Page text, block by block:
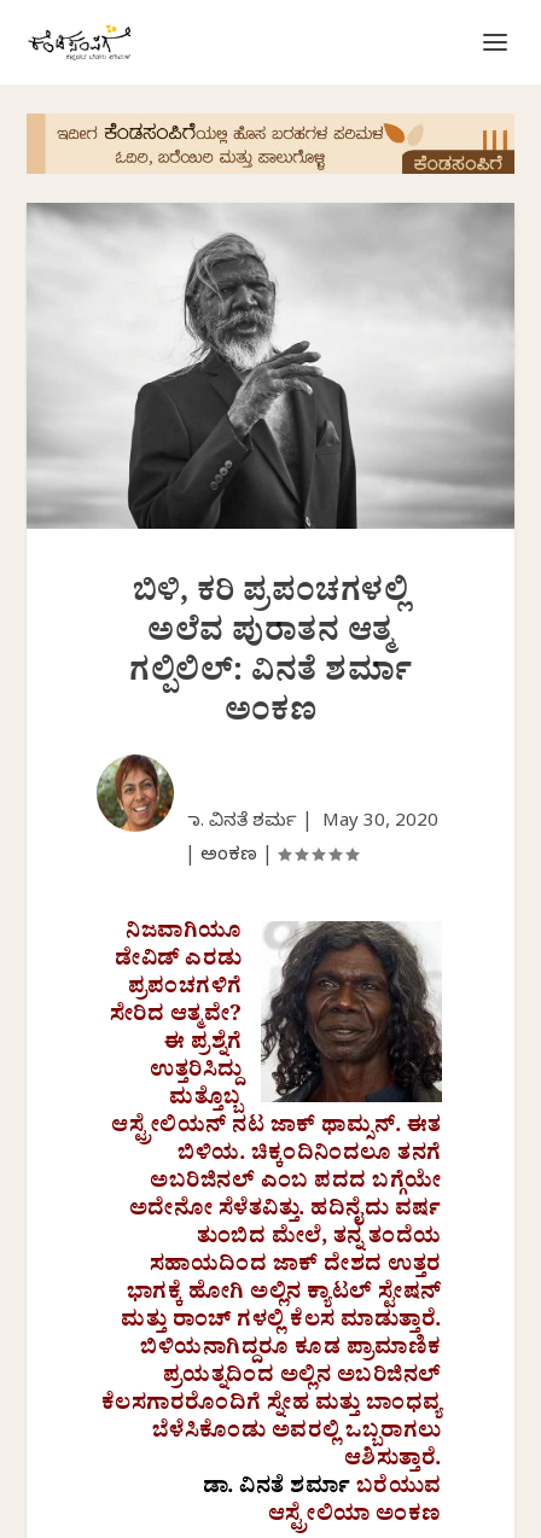
ಬಿಳಿ, ಕರಿ ಪ್ರಪಂಚಗಳಲ್ಲಿ
ಅಲೆವ ಪುರಾತನ ಆತ್ಮ
ಗಲ್ಪಿಲಿಲ್: ವಿನತೆ ಶರ್ಮಾ
ಅಂಕಣ
ಡಾ. ವಿನತೆ ಶರ್ಮ | May 30, 2020
ಅಂಕಣ
ನಿಜವಾಗಿಯೂ
ಡೇವಿಡ್ ಎರಡು
ಪ್ರಪಂಚಗಳಿಗೆ
ಸೇರಿದ ಆತ್ಮವೇ?
ಈ ಪ್ರಶ್ನೆಗೆ
ಉತ್ತರಿಸಿದ್ದು
ಮತ್ತೊಬ್ಬ
ಆಸ್ಟ್ರೇಲಿಯನ್ ನಟ ಜಾಕ್ ಥಾಮ್ಸನ್. ಈತ
ಬಿಳಿಯ. ಚಿಕ್ಕಂದಿನಿಂದಲೂ ತನಗೆ
ಅಬರಿಜಿನಲ್ ಎಂಬ ಪದದ ಬಗ್ಗೆಯೇ
ಅದೇನೋ ಸೆಳೆತವಿತ್ತು. ಹದಿನೈದು ವರ್ಷ
ತುಂಬಿದ ಮೇಲೆ, ತನ್ನ ತಂದೆಯ
ಸಹಾಯದಿಂದ ಜಾಕ್ ದೇಶದ ಉತ್ತರ
ಭಾಗಕ್ಕೆ ಹೋಗಿ ಅಲ್ಲಿನ ಕ್ಯಾಟಲ್ ಸ್ಟೇಷನ್
ಮತ್ತು ರಾಂಚ್ ಗಳಲ್ಲಿ ಕೆಲಸ ಮಾಡುತ್ತಾರೆ.
ಬಿಳಿಯನಾಗಿದ್ದರೂ ಕೂಡ ಪ್ರಾಮಾಣಿಕ
ಪ್ರಯತ್ನದಿಂದ ಅಲ್ಲಿನ ಅಬರಿಜಿನಲ್
ಕೆಲಸಗಾರರೊಂದಿಗೆ ಸ್ನೇಹ ಮತ್ತು ಬಾಂಧವ್ಯ
ಬೆಳೆಸಿಕೊಂಡು ಅವರಲ್ಲಿ ಒಬ್ಬರಾಗಲು
ಆಶಿಸುತ್ತಾರೆ.
ಡಾ. ವಿನತೆ ಶರ್ಮಾಬರೆಯುವ
ಆಸ್ಟ್ರೇಲಿಯಾ ಅಂಕಣ